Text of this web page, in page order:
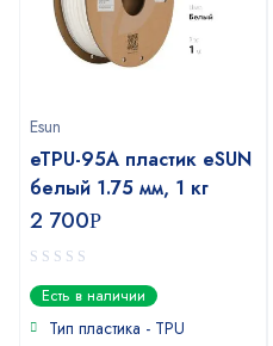
Esun
eTPU-95A пластик eSUN
белый 1.75 мм, 1 кг
2 700Р
0
out
of
Есть в наличии
Тип пластика - TPU